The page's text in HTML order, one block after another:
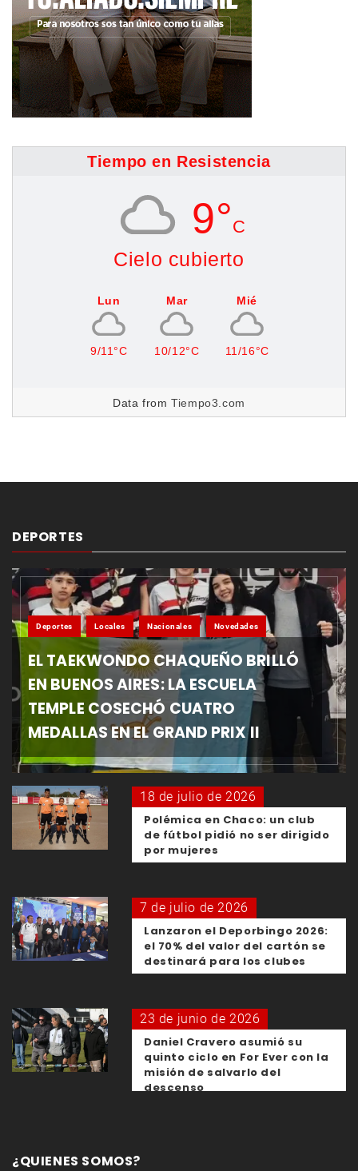
Tiempo en Resistencia
9°C
Cielo cubierto
Lun
9/11°C
Mar
10/12°C
Mié
11/16°C
Data fromTiempo3.com
DEPORTES
Deportes Locales Nacionales Novedades
EL TAEKWONDO CHAQUEÑO BRILLÓ
EN BUENOS AIRES: LA ESCUELA
TEMPLE COSECHÓ CUATRO
MEDALLAS EN EL GRAND PRIX II
18 de julio de 2026
Polémica en Chaco: un club
de fútbol pidió no ser dirigido
por mujeres
7 de julio de 2026
Lanzaron el Deporbingo 2026:
el 70% del valor del cartón se
destinará para los clubes
23 de junio de 2026
Daniel Cravero asumió su
quinto ciclo en For Ever con la
misión de salvarlo del
descenso
¿QUIENES SOMOS?